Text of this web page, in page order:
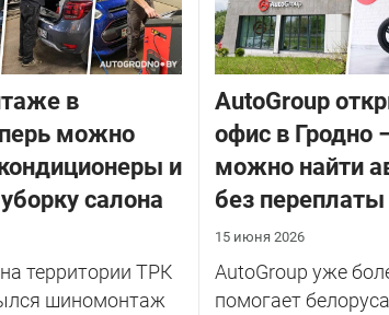
в
можно
и
салона
территории ТРК
шиномонтаж
AutoGroup
офис в Гродно
можно найти
без переплаты
15 июня 2026
AutoGroup уже
помогает